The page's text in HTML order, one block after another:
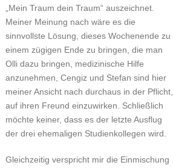
„Mein Traum dein Traum“ auszeichnet.
Meiner Meinung nach wäre es die
sinnvollste Lösung, dieses Wochenende zu
einem zügigen Ende zu bringen, die man
Olli dazu bringen, medizinische Hilfe
anzunehmen, Cengiz und Stefan sind hier
meiner Ansicht nach durchaus in der Pflicht,
auf ihren Freund einzuwirken. Schließlich
möchte keiner, dass es der letzte Ausflug
der drei ehemaligen Studienkollegen wird.
Gleichzeitig verspricht mir die Einmischung